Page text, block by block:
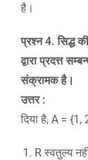
है।
प्रश्न 4. सिद्ध
द्वारा प्रदत्त
संक्रामक है।
उत्तर :
दिया है, A =
R स्वतुल्य